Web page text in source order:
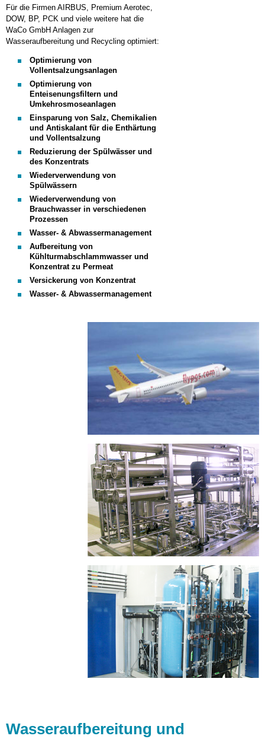
Für die Firmen AIRBUS, Premium Aerotec,
DOW, BP, PCK und viele weitere hat die
WaCo GmbH Anlagen zur
Wasseraufbereitung und Recycling optimiert:
Optimierung von
Vollentsalzungsanlagen
Optimierung von
Enteisenungsfiltern und
Umkehrosmoseanlagen
Einsparung von Salz, Chemikalien
und Antiskalant für die Enthärtung
und Vollentsalzung
Reduzierung der Spülwässer und
des Konzentrats
Wiederverwendung von
Spülwässern
Wiederverwendung von
Brauchwasser in verschiedenen
Prozessen
Wasser- & Abwassermanagement
Aufbereitung von
Kühlturmabschlammwasser und
Konzentrat zu Permeat
Versickerung von Konzentrat
Wasser- & Abwassermanagement
Optimierung_1.png
Optimierung_02.png
Optimierung_003.png
Wasseraufbereitung und